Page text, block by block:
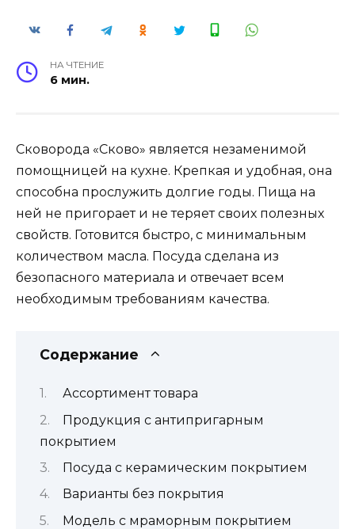
НА ЧТЕНИЕ
6 мин.
Сковорода «Сково» является незаменимой
помощницей на кухне. Крепкая и удобная, она
способна прослужить долгие годы. Пища на
ней не пригорает и не теряет своих полезных
свойств. Готовится быстро, с минимальным
количеством масла. Посуда сделана из
безопасного материала и отвечает всем
необходимым требованиям качества.
Содержание
Ассортимент товара
Продукция с антипригарным
покрытием
Посуда с керамическим покрытием
Варианты без покрытия
Модель с мраморным покрытием